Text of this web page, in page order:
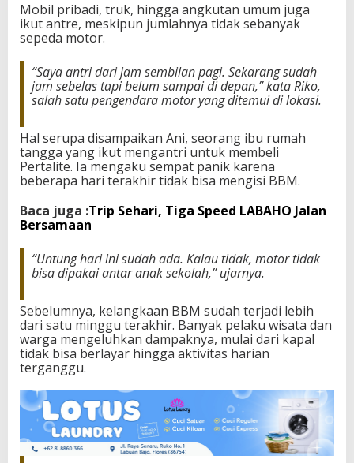
n
B
o
Mobil pribadi, truk, hingga angkutan umum juga
ikut antre, meskipun jumlahnya tidak sebanyak
sepeda motor.
“Saya antri dari jam sembilan pagi. Sekarang sudah
jam sebelas tapi belum sampai di depan,” kata Riko,
salah satu pengendara motor yang ditemui di lokasi.
Hal serupa disampaikan Ani, seorang ibu rumah
tangga yang ikut mengantri untuk membeli
Pertalite. Ia mengaku sempat panik karena
beberapa hari terakhir tidak bisa mengisi BBM.
Baca juga :Trip Sehari, Tiga Speed LABAHO Jalan
Bersamaan
“Untung hari ini sudah ada. Kalau tidak, motor tidak
bisa dipakai antar anak sekolah,” ujarnya.
Sebelumnya, kelangkaan BBM sudah terjadi lebih
dari satu minggu terakhir. Banyak pelaku wisata dan
warga mengeluhkan dampaknya, mulai dari kapal
tidak bisa berlayar hingga aktivitas harian
terganggu.